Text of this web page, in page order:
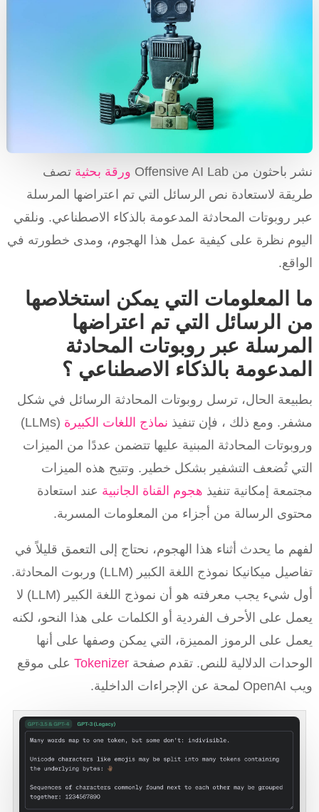
نشر باحثون من Offensive AI Lab ورقة بحثية تصف
طريقة لاستعادة نص الرسائل التي تم اعتراضها المرسلة
عبر روبوتات المحادثة المدعومة بالذكاء الاصطناعي. ونلقي
اليوم نظرة على كيفية عمل هذا الهجوم، ومدى خطورته في
الواقع.
ما المعلومات التي يمكن استخلاصها
من الرسائل التي تم اعتراضها
المرسلة عبر روبوتات المحادثة
المدعومة بالذكاء الاصطناعي ؟
بطبيعة الحال، ترسل روبوتات المحادثة الرسائل في شكل
مشفر. ومع ذلك ، فإن تنفيذ نماذج اللغات الكبيرة
(LLMs)
وروبوتات المحادثة المبنية عليها تتضمن عددًا من الميزات
التي تُضعف التشفير بشكل خطير. وتتيح هذه الميزات
مجتمعة إمكانية تنفيذ هجوم القناة الجانبية عند استعادة
محتوى الرسالة من أجزاء من المعلومات المسربة.
لفهم ما يحدث أثناء هذا الهجوم، نحتاج إلى التعمق قليلاً في
تفاصيل ميكانيكا نموذج اللغة الكبير (LLM) وربوت المحادثة.
أول شيء يجب معرفته هو أن نموذج اللغة الكبير (LLM) لا
يعمل على الأحرف الفردية أو الكلمات على هذا النحو، لكنه
يعمل على الرموز المميزة، التي يمكن وصفها على أنها
الوحدات الدلالية للنص. تقدم صفحة Tokenizerعلى موقع
ويب OpenAI لمحة عن الإجراءات الداخلية.